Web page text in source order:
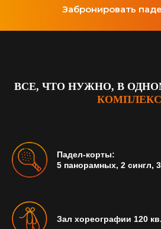
Забронировать
ВСЕ, ЧТО НУЖНО, В
Падел-корты:
5 панорамных, 2 сингл,
Зал хореографии 120